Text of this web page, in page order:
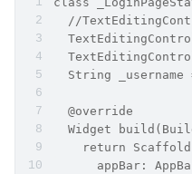
//
String _username
  @override
Widget
return
appBar: